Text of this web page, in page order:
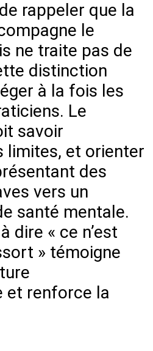
rappeler que la
le
ne traite pas de
distinction
à la fois les
Le
savoir
limites, et orienter
des
vers un
santé mentale.
dire « ce n’est
» témoigne
et renforce la